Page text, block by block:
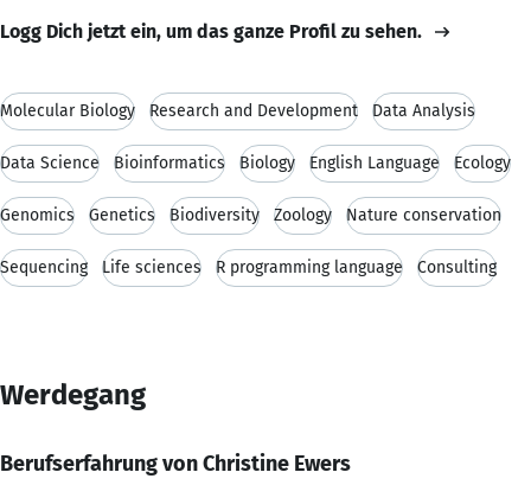
Logg Dich jetzt ein, um das ganze Profil zu sehen.
Molecular Biology Research and Development Data Analysis
Data Science Bioinformatics Biology English Language Ecology
Genomics Genetics Biodiversity Zoology Nature conservation
Sequencing Life sciences R programming language Consulting
Werdegang
Berufserfahrung von Christine Ewers